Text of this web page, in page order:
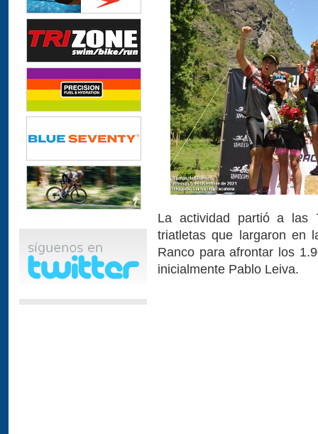
La actividad partió a las
triatletas que largaron en
Ranco para afrontar los
inicialmente Pablo Leiva.